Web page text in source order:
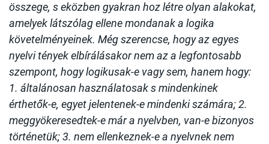
összege, s eközben gyakran hoz létre olyan alakokat,
amelyek látszólag ellene mondanak a logika
követelményeinek. Még szerencse, hogy az egyes
nyelvi tények elbírálásakor nem az a legfontosabb
szempont, hogy logikusak-e vagy sem, hanem hogy:
1. általánosan használatosak s mindenkinek
érthetők-e, egyet jelentenek-e mindenki számára; 2.
meggyökeresedtek-e már a nyelvben, van-e bizonyos
történetük; 3. nem ellenkeznek-e a nyelvnek nem